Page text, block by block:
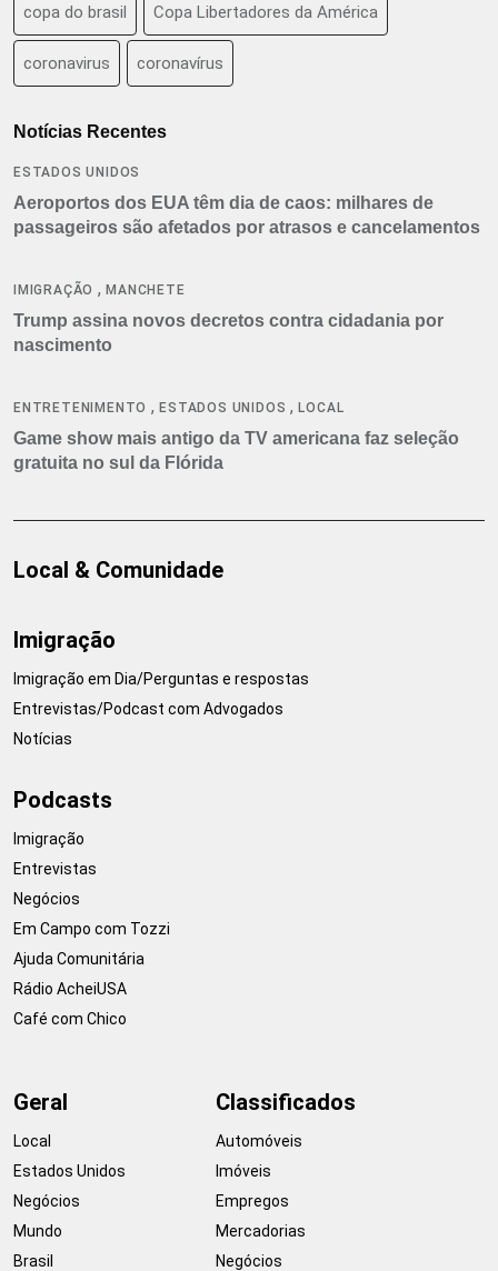
copa do brasil Copa Libertadores da América
coronavirus coronavírus
Notícias Recentes
ESTADOS UNIDOS
Aeroportos dos EUA têm dia de caos: milhares de
passageiros são afetados por atrasos e cancelamentos
IMIGRAÇÃO ,MANCHETE
Trump assina novos decretos contra cidadania por
nascimento
ENTRETENIMENTO ,ESTADOS UNIDOS ,LOCAL
Game show mais antigo da TV americana faz seleção
gratuita no sul da Flórida
Local & Comunidade
Imigração
Imigração em Dia/Perguntas e respostas
Entrevistas/Podcast com Advogados
Notícias
Podcasts
Imigração
Entrevistas
Negócios
Em Campo com Tozzi
Ajuda Comunitária
Rádio AcheiUSA
Café com Chico
Geral
Local
Estados Unidos
Negócios
Mundo
Brasil
Classificados
Automóveis
Imóveis
Empregos
Mercadorias
Negócios